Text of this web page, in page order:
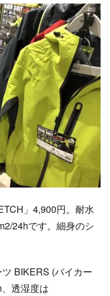
」4,900円。耐水
24hです。細身のシ
BIKERS (バイカー
透湿度は